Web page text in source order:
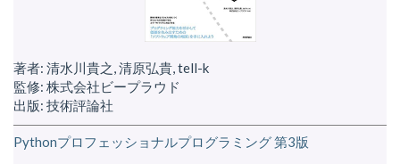
著者: 清水川貴之, 清原弘貴, tell-k
監修: 株式会社ビープラウド
出版: 技術評論社
Pythonプロフェッショナルプログラミング 第3版